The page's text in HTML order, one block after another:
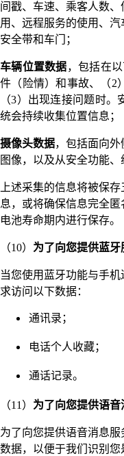
间戳、车速、乘客人数
用、远程服务的使用、汽
安全带和车门；
车辆位置数据，包括在
件（险情）和事故、（2
（3）出现连接问题时
统会持续收集位置信息；
摄像头数据，包括面向
图像，以及从安全功能
上述采集的信息将被保
息，或将确保信息完全
电池寿命期内进行保存。
（10） 为了向您提供蓝牙
当您使用蓝牙功能与手
求访问以下数据：
通讯录；
电话个人收藏；
通话记录。
（11） 为了向您提供语音
为了向您提供语音消息
数据，以便于我们识别